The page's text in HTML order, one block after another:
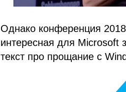
Однако конференция
интересная для Microsoft
текст про прощание с